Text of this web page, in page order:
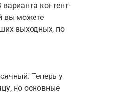
контент-
вы можете
выходных, по
Теперь у
но основные